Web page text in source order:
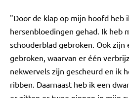
"Door de klap op mijn hoofd heb
hersenbloedingen gehad. Ik heb
schouderblad gebroken. Ook
gebroken, waarvan er één
nekwervels zijn gescheurd en ik
ribben. Daarnaast heb ik een